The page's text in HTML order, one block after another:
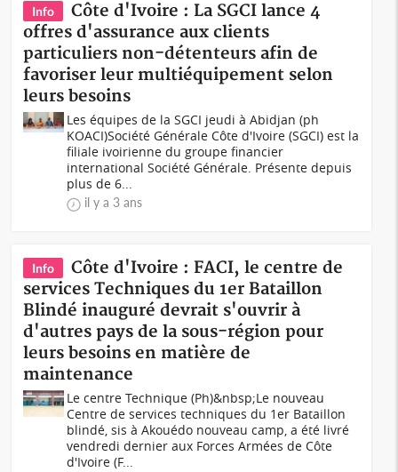
Info
Côte d'Ivoire : La SGCI lance 4
offres d'assurance aux clients
particuliers non-détenteurs afin de
favoriser leur multiéquipement selon
leurs besoins
Les équipes de la SGCI jeudi à Abidjan (ph
KOACI)Société Générale Côte d'Ivoire (SGCI) est la
filiale ivoirienne du groupe financier
international Société Générale. Présente depuis
plus de 6...
il y a 3 ans
Info
Côte d'Ivoire : FACI, le centre de
services Techniques du 1er Bataillon
Blindé inauguré devrait s'ouvrir à
d'autres pays de la sous-région pour
leurs besoins en matière de
maintenance
Le centre Technique (Ph)&nbsp;Le nouveau
Centre de services techniques du 1er Bataillon
blindé, sis à Akouédo nouveau camp, a été livré
vendredi dernier aux Forces Armées de Côte
d'Ivoire (F...